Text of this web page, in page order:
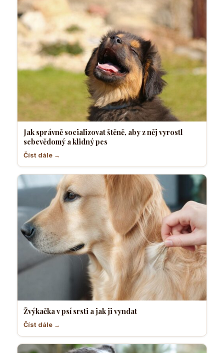
Jak správně socializovat štěně, aby z něj vyrostl
sebevědomý a klidný pes
Číst dále →
Žvýkačka v psí srsti a jak ji vyndat
Číst dále →